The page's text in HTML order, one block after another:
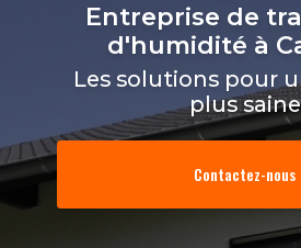
Entreprise de
d'humidité à
Les solutions pour
plus saine
Contactez-nous